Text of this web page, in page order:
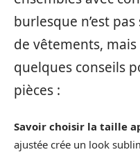
burlesque n’est
de vêtements, mais
quelques conseils
pièces :
Savoir choisir la taille
ajustée crée un look